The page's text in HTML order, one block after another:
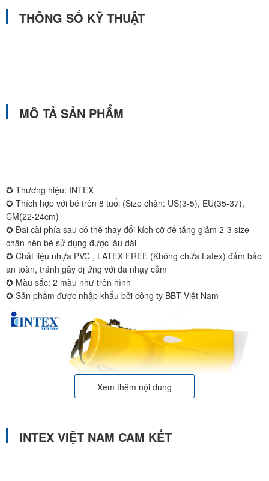
THÔNG SỐ KỸ THUẬT
MÔ TẢ SẢN PHẨM
✪ Thương hiệu: INTEX
✪ Thích hợp với bé trên 8 tuổi (Size chân: US(3-5), EU(35-37),
CM(22-24cm)
✪ Đai cài phía sau có thể thay đổi kích cỡ để tăng giảm 2-3 size
chân nên bé sử dụng được lâu dài
✪ Chất liệu nhựa PVC , LATEX FREE (Không chứa Latex) đảm bảo
an toàn, tránh gây dị ứng với da nhạy cảm
✪ Màu sắc: 2 màu như trên hình
✪ Sản phẩm được nhập khẩu bởi công ty BBT Việt Nam
Xem thêm nội dung
INTEX VIỆT NAM CAM KẾT